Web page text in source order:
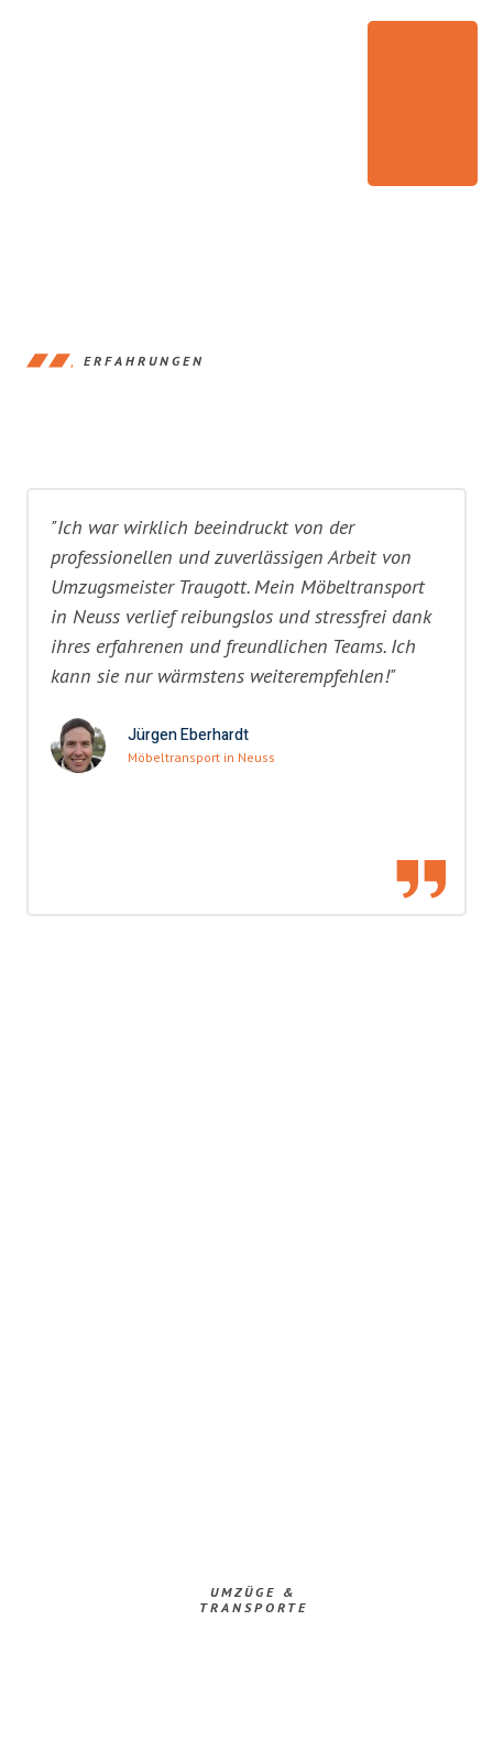
ERFAHRUNGEN
"Ich war wirklich beeindruckt von der
professionellen und zuverlässigen Arbeit von
Umzugsmeister Traugott. Mein Möbeltransport
in Neuss verlief reibungslos und stressfrei dank
ihres erfahrenen und freundlichen Teams. Ich
kann sie nur wärmstens weiterempfehlen!"
Jürgen Eberhardt
Möbeltransport in Neuss
UMZÜGE &
TRANSPORTE